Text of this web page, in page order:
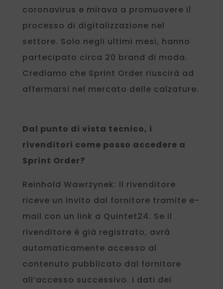
coronavirus e mirava a promuovere il
processo di digitalizzazione nel
settore. Solo negli ultimi mesi, hanno
partecipato circa 20 brand di moda.
Crediamo che Sprint Order riuscirà ad
affermarsi nel mercato delle calzature.
Dal punto di vista tecnico, i
rivenditori come posso accedere a
Sprint Order?
Reinhold Wawrzynek: Il rivenditore
riceve un invito dal fornitore tramite e-
mail con un link a Quintet24. Se il
rivenditore è già registrato, avrà
automaticamente accesso al
contenuto pubblicato dal fornitore
all’accesso successivo. I dati dei